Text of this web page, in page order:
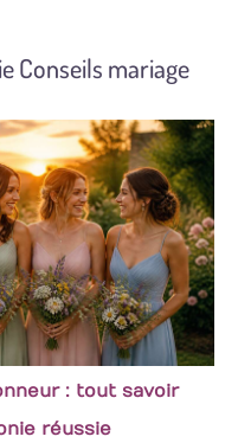
Conseils mariage
: tout savoir
réussie